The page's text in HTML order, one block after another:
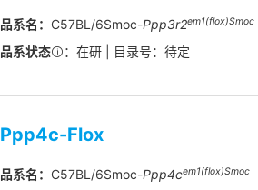
品系名： C57BL/6Smoc-Ppp3r2em1(flox)Smoc
品系状态 ：在研 | 目录号：待定
Ppp4c-Flox
品系名： C57BL/6Smoc-Ppp4cem1(flox)Smoc